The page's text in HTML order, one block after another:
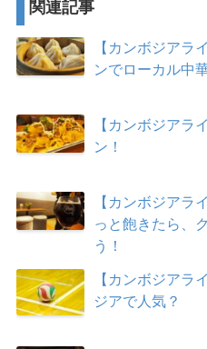
関連記事
【カンボジアラ
ンでローカル中
【カンボジアラ
ン！
【カンボジアラ
っと飽きたら、
う！
【カンボジアラ
ジアで人気？